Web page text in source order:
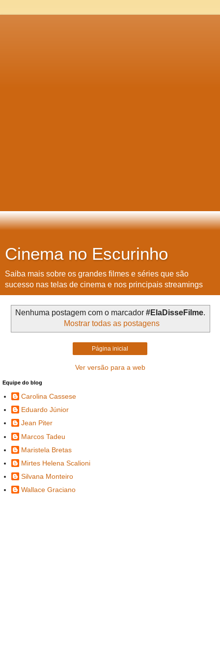
Cinema no Escurinho
Saiba mais sobre os grandes filmes e séries que são
sucesso nas telas de cinema e nos principais streamings
Nenhuma postagem com o marcador #ElaDisseFilme.
Mostrar todas as postagens
Página inicial
Ver versão para a web
Equipe do blog
Carolina Cassese
Eduardo Júnior
Jean Piter
Marcos Tadeu
Maristela Bretas
Mirtes Helena Scalioni
Silvana Monteiro
Wallace Graciano